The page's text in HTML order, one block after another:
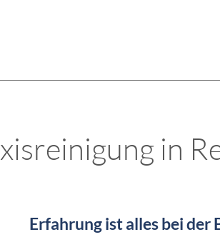
in
Erfahrung ist alles bei